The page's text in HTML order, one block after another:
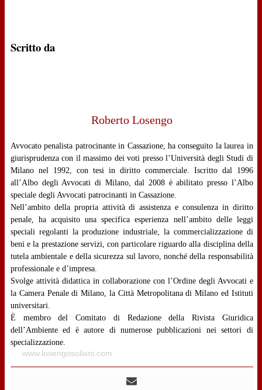
Scritto da
Roberto Losengo
Avvocato penalista patrocinante in Cassazione, ha conseguito la laurea in
giurisprudenza con il massimo dei voti presso l’Università degli Studi di
Milano nel 1992, con tesi in diritto commerciale. Iscritto dal 1996
all’Albo degli Avvocati di Milano, dal 2008 è abilitato presso l’Albo
speciale degli Avvocati patrocinanti in Cassazione.
Nell’ambito della propria attività di assistenza e consulenza in diritto
penale, ha acquisito una specifica esperienza nell’ambito delle leggi
speciali regolanti la produzione industriale, la commercializzazione di
beni e la prestazione servizi, con particolare riguardo alla disciplina della
tutela ambientale e della sicurezza sul lavoro, nonché della responsabilità
professionale e d’impresa.
Svolge attività didattica in collaborazione con l’Ordine degli Avvocati e
la Camera Penale di Milano, la Città Metropolitana di Milano ed Istituti
universitari.
È membro del Comitato di Redazione della Rivista Giuridica
dell’Ambiente ed è autore di numerose pubblicazioni nei settori di
specializzazione.
www.losengosoliani.com